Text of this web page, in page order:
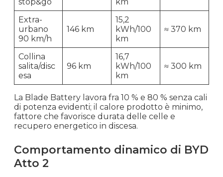
Extra-
urbano
90 km/h
146 km
15,2
kWh/100
km
≈ 370 km
Collina
salita/disc
esa
96 km
16,7
kWh/100
km
≈ 300 km
La Blade Battery lavora fra 10 % e 80 % senza cali
di potenza evidenti; il calore prodotto è minimo,
fattore che favorisce durata delle celle e
recupero energetico in discesa.
Comportamento dinamico di BYD
Atto 2